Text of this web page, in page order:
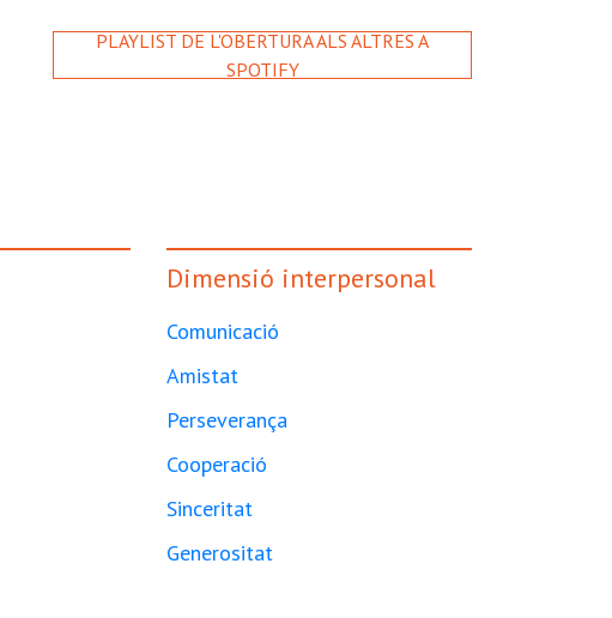
PLAYLIST DE L'OBERTURA ALS ALTRES A
SPOTIFY
Dimensió interpersonal
Comunicació
Amistat
Perseverança
Cooperació
Sinceritat
Generositat